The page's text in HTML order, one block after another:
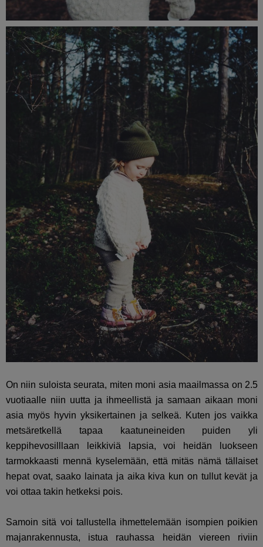
On niin suloista seurata, miten moni asia maailmassa on 2.5
vuotiaalle niin uutta ja ihmeellistä ja samaan aikaan moni
asia myös hyvin yksikertainen ja selkeä. Kuten jos vaikka
metsäretkellä tapaa kaatuneineiden puiden yli
keppihevosilllaan leikkiviä lapsia, voi heidän luokseen
tarmokkaasti mennä kyselemään, että mitäs nämä tällaiset
hepat ovat, saako lainata ja aika kiva kun on tullut kevät ja
voi ottaa takin hetkeksi pois.
Samoin sitä voi tallustella ihmettelemään isompien poikien
majanrakennusta, istua rauhassa heidän viereen riviin